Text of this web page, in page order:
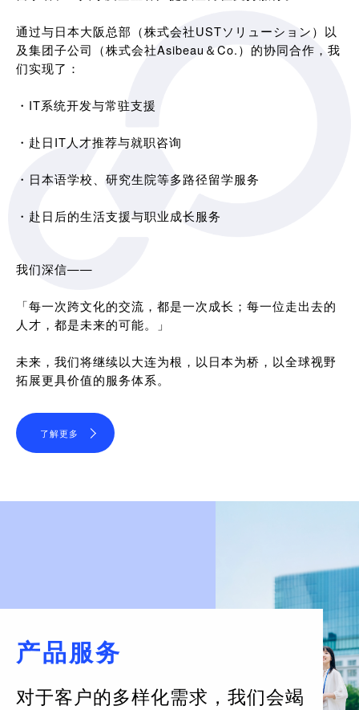
通过与日本大阪总部（株式会社USTソリューション）以
及集团子公司（株式会社Asibeau＆Co.）的协同合作，我
们实现了：
・IT系统开发与常驻支援
・赴日IT人才推荐与就职咨询
・日本语学校、研究生院等多路径留学服务
・赴日后的生活支援与职业成长服务
我们深信——
「每一次跨文化的交流，都是一次成长；每一位走出去的
人才，都是未来的可能。」
未来，我们将继续以大连为根，以日本为桥，以全球视野
拓展更具价值的服务体系。
了解更多
产品服务
对于客户的多样化需求， 我们会竭